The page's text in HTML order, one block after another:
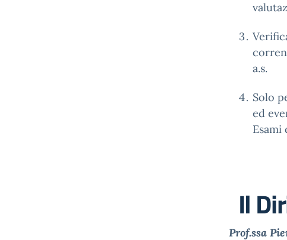
a.s.
Solo
ed
Esami
Il
Prof.ssa